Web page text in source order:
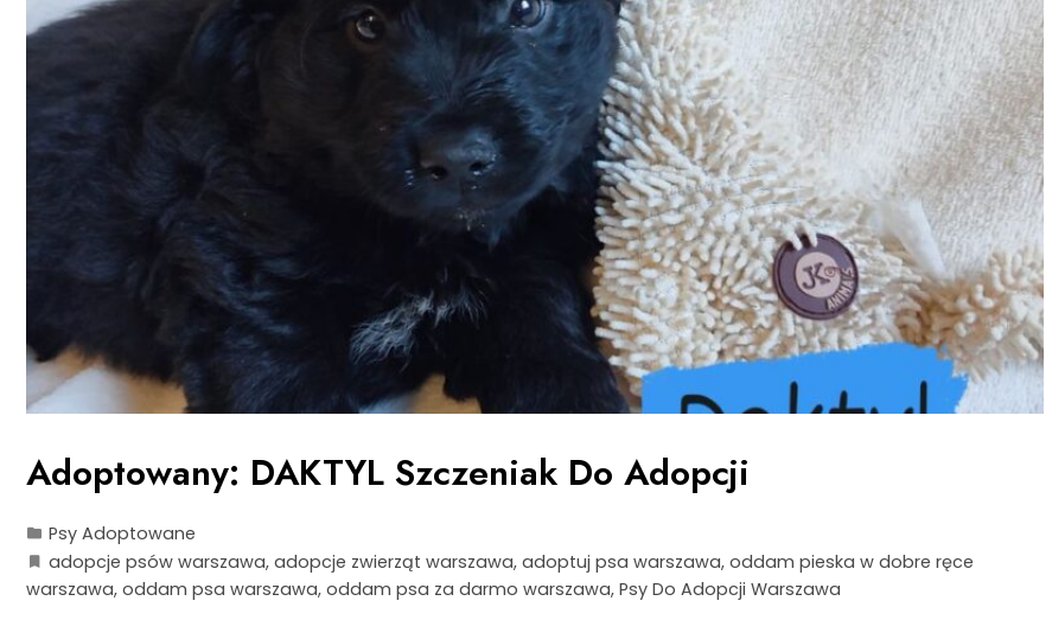
Adoptowany: DAKTYL Szczeniak Do Adopcji
Psy Adoptowane
adopcje psów warszawa, adopcje zwierząt warszawa, adoptuj psa warszawa, oddam pieska w dobre ręce
warszawa, oddam psa warszawa, oddam psa za darmo warszawa, Psy Do Adopcji Warszawa